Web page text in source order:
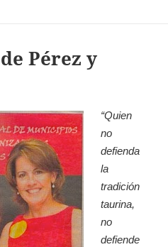
Pérez y
“Quien
no
defienda
la
tradición
taurina,
no
defiende